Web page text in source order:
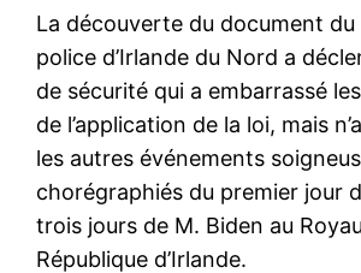
La découverte du document du
police d’Irlande du Nord a
de sécurité qui a embarrassé
de l’application de la loi, mais
les autres événements
chorégraphiés du premier jour
trois jours de M. Biden au
République d’Irlande.